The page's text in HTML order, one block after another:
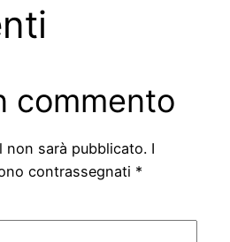
commento
non sarà pubblicato. I
contrassegnati *